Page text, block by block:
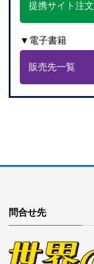
提携サイト注文
▼電子書籍
販売先一覧
問合せ先